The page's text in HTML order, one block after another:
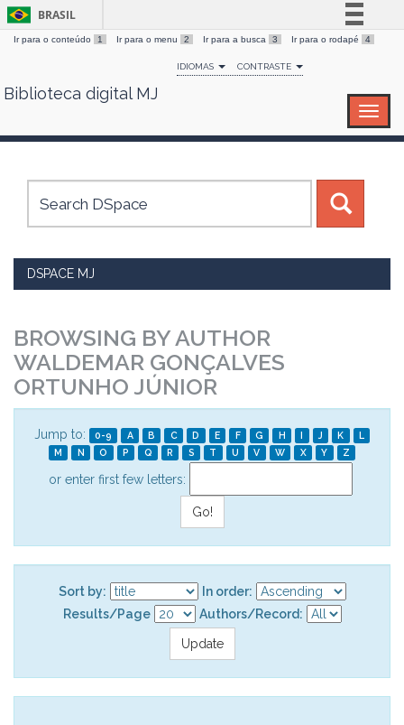
Skip
BRASIL
Simplifique!
Comunica BR
Canais
Ir para o conteúdo 1 Ir para o menu 2 Ir para a busca 3 Ir para o rodapé 4
IDIOMAS CONTRASTE
Biblioteca digital MJ
DSPACE MJ
BROWSING BY AUTHOR
WALDEMAR GONÇALVES
ORTUNHO JÚNIOR
Jump to: 0-9 A B C D E F G H I J K
L
M
N O P Q R S T U V W X Y Z
or enter first few letters:
Sort by:
In order:
Results/Page
Authors/Record: